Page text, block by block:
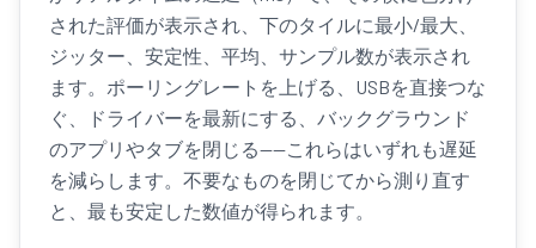
された評価が表示され、下のタイルに最小/最大、
ジッター、安定性、平均、サンプル数が表示され
ます。ポーリングレートを上げる、USBを直接つな
ぐ、ドライバーを最新にする、バックグラウンド
のアプリやタブを閉じる——これらはいずれも遅延
を減らします。不要なものを閉じてから測り直す
と、最も安定した数値が得られます。